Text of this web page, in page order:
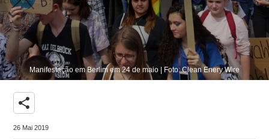
Manifestação em Berlim em 24 de maio | Foto: Clean Enery Wire
share
26 Mai 2019